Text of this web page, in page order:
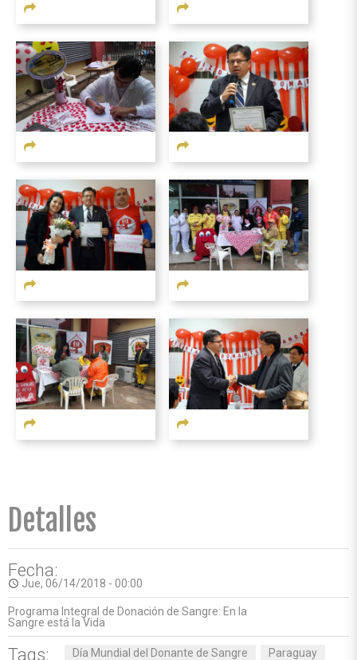
Detalles
Fecha:
access_time Jue, 06/14/2018 - 00:00
Programa Integral de Donación de Sangre: En la
Sangre está la Vida
Tags: Día Mundial del Donante de Sangre Paraguay